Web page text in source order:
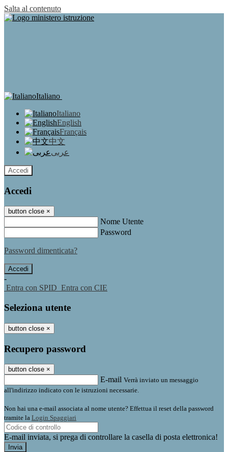
Salta al contenuto
Italiano
Italiano
English
Français
中文
عربى
Accedi
Accedi
button close ×
Nome Utente
Password
Password dimenticata?
-
Entra con SPID Entra con CIE
Seleziona utente
button close ×
Recupero password
button close ×
E-mail Verrà inviato un messaggio
all'indirizzo indicato con le istruzioni necessarie.
Non hai una e-mail associata al nome utente? Effettua il reset della password
tramite la Login Spaggiari
E-mail inviata, si prega di controllare la casella di posta elettronica!